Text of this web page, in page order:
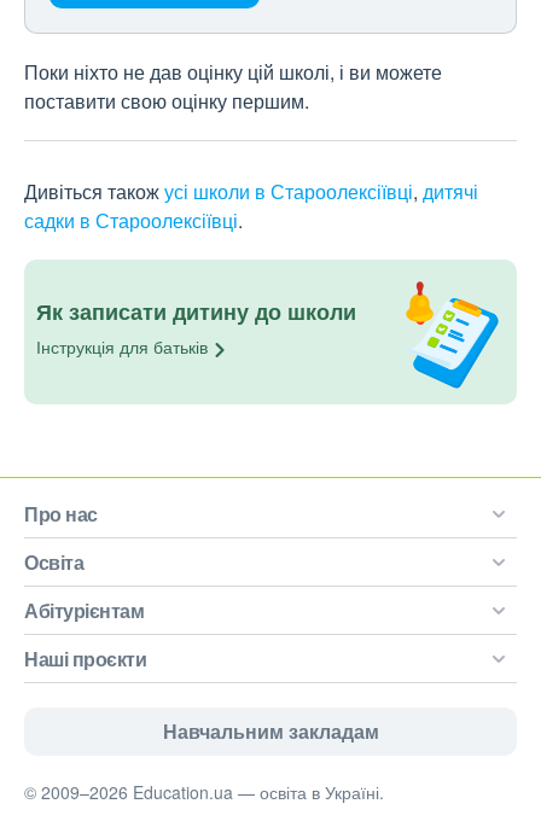
Поки ніхто не дав оцінку цій школі, і ви можете
поставити свою оцінку першим.
Дивіться такожусі школи в Староолексіївці, дитячі
садки в Староолексіївці.
Як записати дитину до школи
Інструкція для батьків
Про нас
Освіта
Абітурієнтам
Наші проєкти
Навчальним закладам
© 2009–2026 Education.ua — освіта в Україні.